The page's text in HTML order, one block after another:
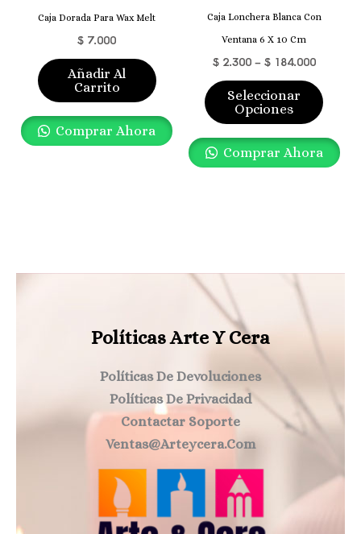
Caja Dorada Para Wax Melt
$ 7.000
Añadir Al
Carrito
Comprar Ahora
Caja Lonchera Blanca Con
Ventana 6 X 10 Cm
$2.300 – $184.000
Seleccionar
Opciones
De
Comprar Ahora
Políticas Arte Y Cera
Políticas De Devoluciones
Políticas De Privacidad
Contactar Soporte
Ventas@arteycera.com